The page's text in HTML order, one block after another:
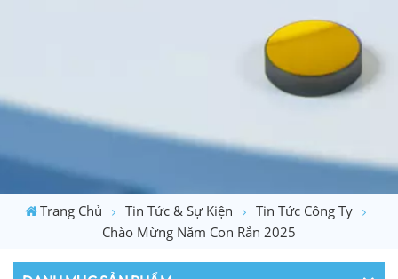
Trang Chủ Tin Tức & Sự Kiện
Tin Tức Công Ty
Chào Mừng Năm Con Rắn 2025